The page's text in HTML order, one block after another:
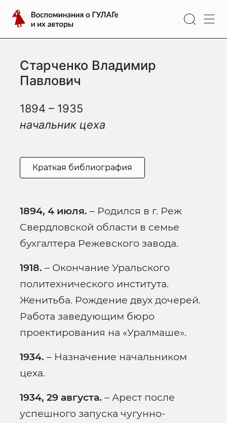
содержимому
Воспоминания
о
ГУЛАГе
их
авторы
Старченко Владимир
Павлович
1894 – 1935
начальник цеха
Краткая библиография
1894, 4 июля. – Родился в г. Реж
Свердловской области в семье
бухгалтера Режевского завода.
1918. – Окончание Уральского
политехнического института.
Женитьба. Рождение двух дочерей.
Работа заведующим бюро
проектирования на «Уралмаше».
1934. – Назначение начальником
цеха.
1934, 29 августа. – Арест после
успешного запуска чугунно-